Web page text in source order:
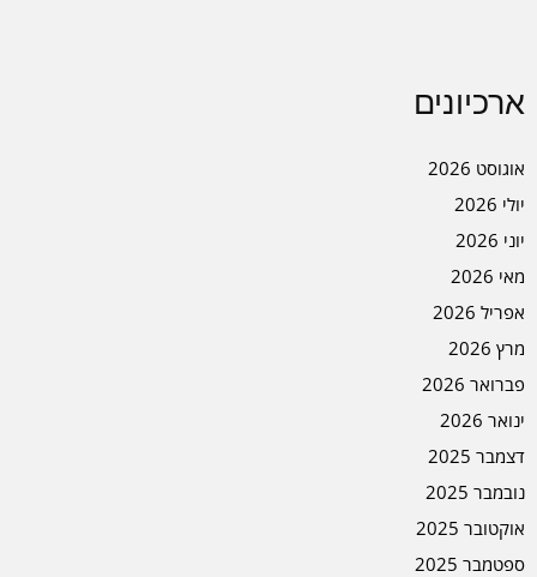
ארכיונים
אוגוסט 2026
יולי 2026
יוני 2026
מאי 2026
אפריל 2026
מרץ 2026
פברואר 2026
ינואר 2026
דצמבר 2025
נובמבר 2025
אוקטובר 2025
ספטמבר 2025